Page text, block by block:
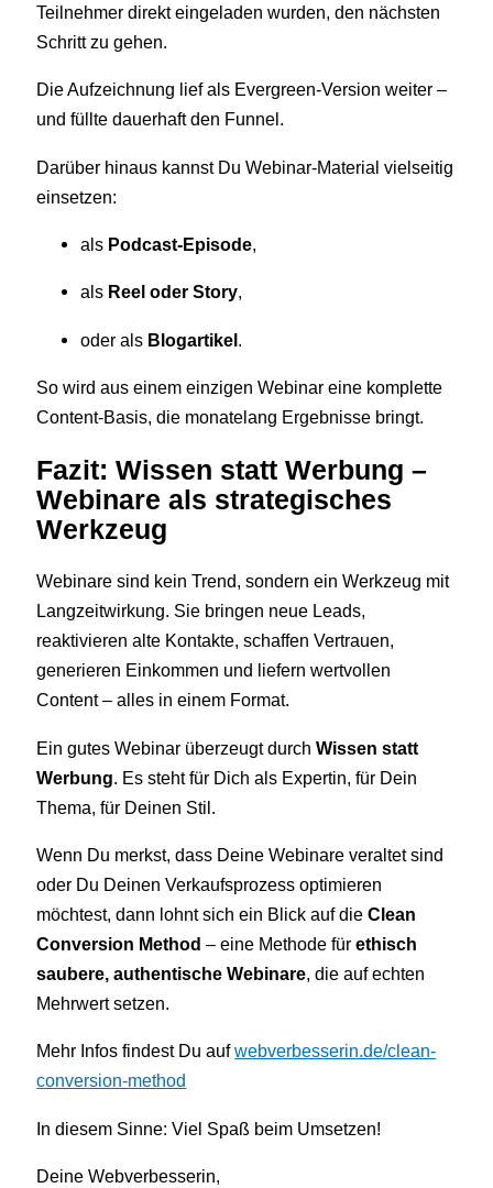
Teilnehmer direkt eingeladen wurden, den nächsten
Schritt zu gehen.
Die Aufzeichnung lief als Evergreen-Version weiter –
und füllte dauerhaft den Funnel.
Darüber hinaus kannst Du Webinar-Material vielseitig
einsetzen:
als Podcast-Episode,
als Reel oder Story,
oder als Blogartikel.
So wird aus einem einzigen Webinar eine komplette
Content-Basis, die monatelang Ergebnisse bringt.
Fazit: Wissen statt Werbung –
Webinare als strategisches
Werkzeug
Webinare sind kein Trend, sondern ein Werkzeug mit
Langzeitwirkung. Sie bringen neue Leads,
reaktivieren alte Kontakte, schaffen Vertrauen,
generieren Einkommen und liefern wertvollen
Content – alles in einem Format.
Ein gutes Webinar überzeugt durchWissen statt
Werbung . Es steht für Dich als Expertin, für Dein
Thema, für Deinen Stil.
Wenn Du merkst, dass Deine Webinare veraltet sind
oder Du Deinen Verkaufsprozess optimieren
möchtest, dann lohnt sich ein Blick auf dieClean
Conversion Method – eine Methode fürethisch
saubere, authentische Webinare, die auf echten
Mehrwert setzen.
Mehr Infos findest Du aufwebverbesserin.de/clean-
conversion-method
In diesem Sinne: Viel Spaß beim Umsetzen!
Deine Webverbesserin,